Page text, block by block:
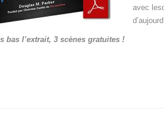
avec
bas l’extrait, 3 scènes gratuites !